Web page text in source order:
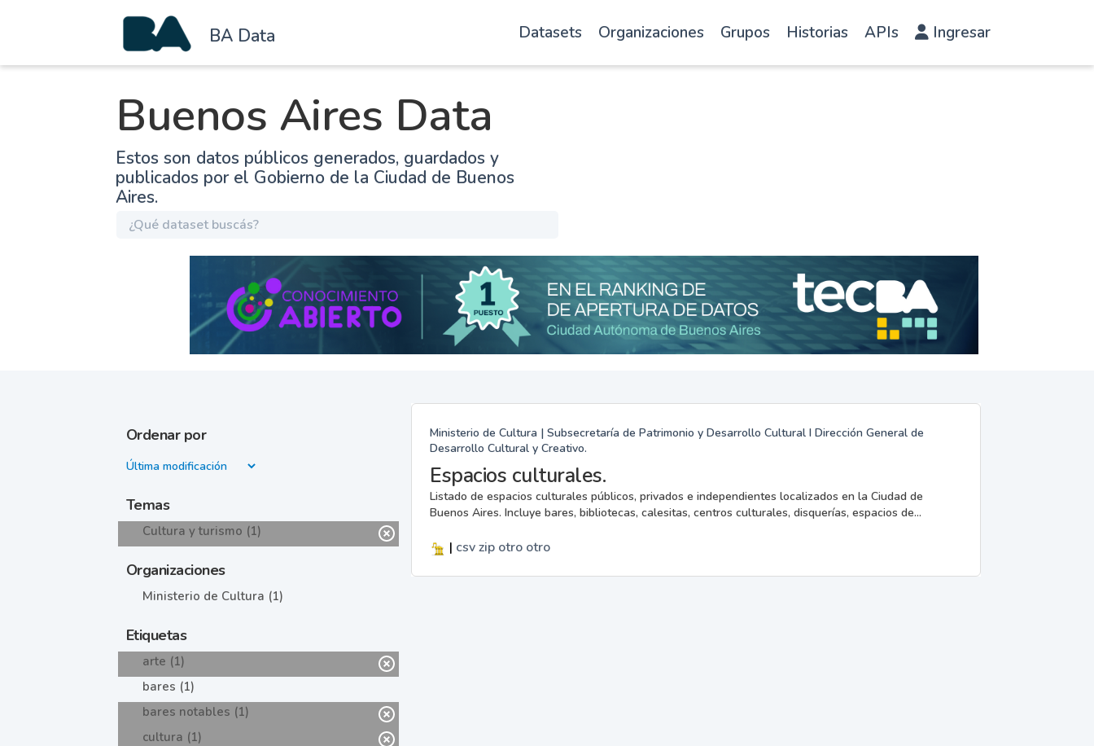
BA Data Datasets Organizaciones Grupos Historias APIs Ingresar
Buenos Aires Data
Estos son datos públicos generados, guardados y
publicados por el Gobierno de la Ciudad de Buenos
Aires.
Ordenar por
Temas
Cultura y turismo (1)
Organizaciones
Ministerio de Cultura (1)
Etiquetas
arte (1)
bares (1)
bares notables (1)
cultura (1)
Ministerio de Cultura | Subsecretaría de Patrimonio y Desarrollo Cultural I Dirección General de
Desarrollo Cultural y Creativo.
Espacios culturales.
Listado de espacios culturales públicos, privados e independientes localizados en la Ciudad de
Buenos Aires. Incluye bares, bibliotecas, calesitas, centros culturales, disquerías, espacios de...
| csvzip otro otro